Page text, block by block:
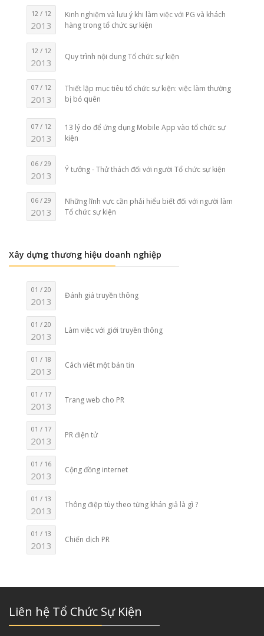
12 / 12
2013
Kinh nghiệm và lưu ý khi làm việc với PG và khách
hàng trong tổ chức sự kiện
12 / 12
2013 Quy trình nội dung Tổ chức sự kiện
07 / 12
2013
Thiết lập mục tiêu tổ chức sự kiện: việc làm thường
bị bỏ quên
07 / 12
2013
13 lý do để ứng dụng Mobile App vào tổ chức sự
kiện
06 / 29
2013 Ý tưởng - Thử thách đối với người Tổ chức sự kiện
06 / 29
2013
Những lĩnh vực cần phải hiểu biết đối với người làm
Tổ chức sự kiện
Xây dựng thương hiệu doanh nghiệp
01 / 20
2013 Đánh giá truyền thông
01 / 20
2013 Làm việc với giới truyền thông
01 / 18
2013 Cách viết một bản tin
01 / 17
2013 Trang web cho PR
01 / 17
2013 PR điện tử
01 / 16
2013 Cộng đồng internet
01 / 13
2013 Thông điệp tùy theo từng khán giả là gì ?
01 / 13
2013 Chiến dịch PR
Liên hệ Tổ Chức Sự Kiện